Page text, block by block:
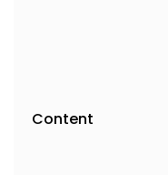
Content